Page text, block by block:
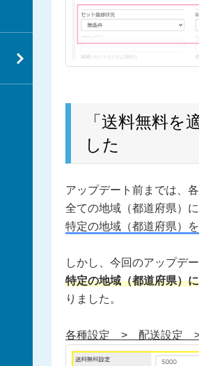
「送料無料
した
アップデート前までは、
全ての地域（都道府県）
特定の地域（都道府県）
しかし、今回のアップデ
特定の地域（都道府県）
りました。
各種設定 > 配送設定 >